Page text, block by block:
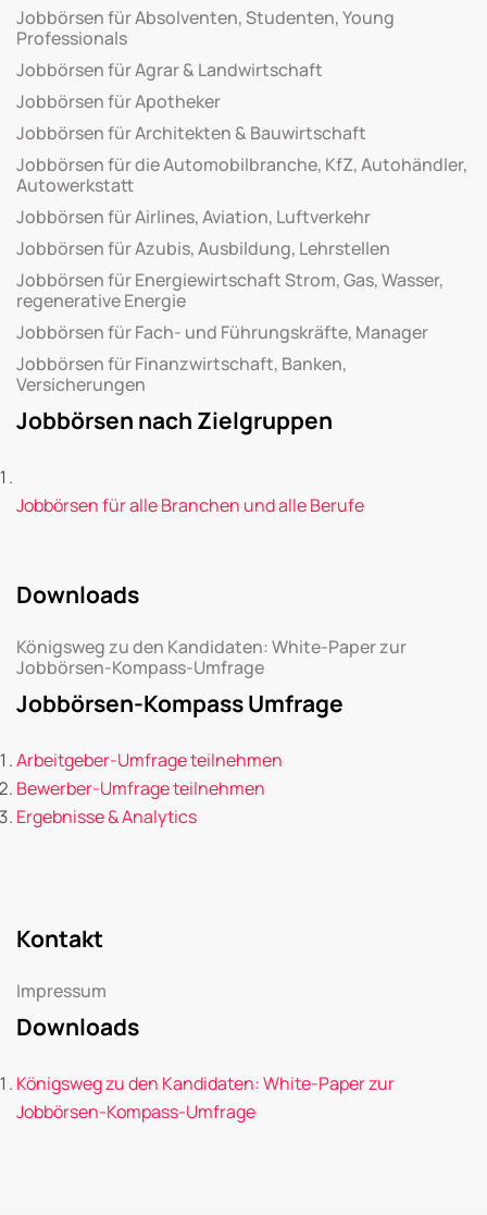
Jobbörsen für Absolventen, Studenten, Young
Professionals
Jobbörsen für Agrar & Landwirtschaft
Jobbörsen für Apotheker
Jobbörsen für Architekten & Bauwirtschaft
Jobbörsen für die Automobilbranche, KfZ, Autohändler,
Autowerkstatt
Jobbörsen für Airlines, Aviation, Luftverkehr
Jobbörsen für Azubis, Ausbildung, Lehrstellen
Jobbörsen für Energiewirtschaft Strom, Gas, Wasser,
regenerative Energie
Jobbörsen für Fach- und Führungskräfte, Manager
Jobbörsen für Finanzwirtschaft, Banken,
Versicherungen
Jobbörsen nach Zielgruppen
Jobbörsen für alle Branchen und alle Berufe
Downloads
Königsweg zu den Kandidaten: White-Paper zur
Jobbörsen-Kompass-Umfrage
Jobbörsen-Kompass Umfrage
Arbeitgeber-Umfrage teilnehmen
Bewerber-Umfrage teilnehmen
Ergebnisse & Analytics
Kontakt
Impressum
Downloads
Königsweg zu den Kandidaten: White-Paper zur
Jobbörsen-Kompass-Umfrage